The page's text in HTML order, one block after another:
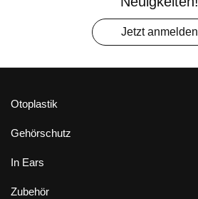
Jetzt anmelden
Otoplastik
Gehörschutz
In Ears
Zubehör